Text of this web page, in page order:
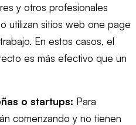
y otros profesionales
utilizan sitios web one page
En estos casos, el
es más efectivo que un
o startups: Para
comenzando y no tienen